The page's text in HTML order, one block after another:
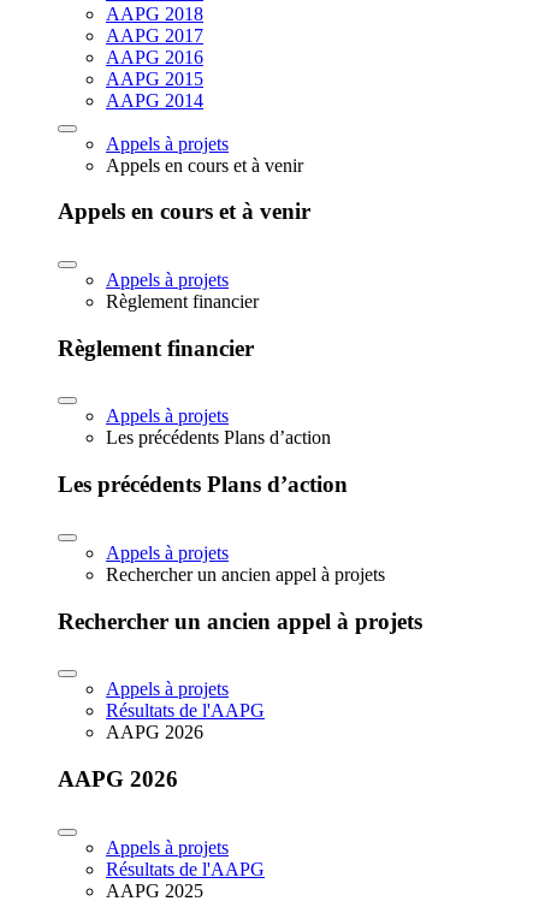
AAPG 2018
AAPG 2017
AAPG 2016
AAPG 2015
AAPG 2014
Appels à projets
Appels en cours et à venir
Appels en cours et à venir
Appels à projets
Règlement financier
Règlement financier
Appels à projets
Les précédents Plans d’action
Les précédents Plans d’action
Appels à projets
Rechercher un ancien appel à projets
Rechercher un ancien appel à projets
Appels à projets
Résultats de l'AAPG
AAPG 2026
AAPG 2026
Appels à projets
Résultats de l'AAPG
AAPG 2025